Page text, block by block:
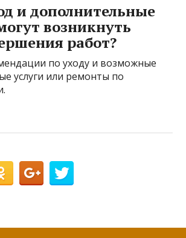
и дополнительные
возникнуть
работ?
по уходу и возможные
услуги или ремонты по